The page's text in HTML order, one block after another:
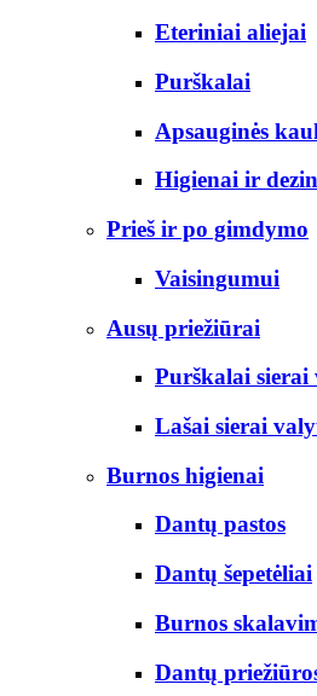
Eteriniai aliejai
Purškalai
Apsauginės
Higienai ir
Prieš ir po gimdymo
Vaisingumui
Ausų priežiūrai
Purškalai sierai
Lašai sierai
Burnos higienai
Dantų pastos
Dantų šepetėliai
Burnos
Dantų